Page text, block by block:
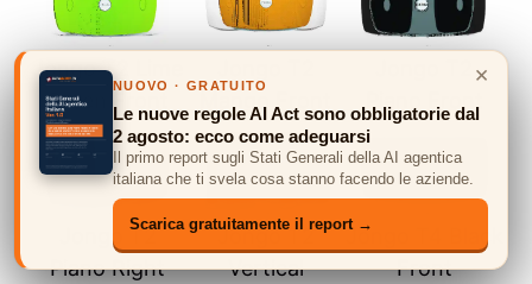
Jongo T2 Lime
Green Front
Jongo T2
Piano Right
Jongo T2
Vertical
Jongo T4 Black
Front
×
NUOVO · GRATUITO
Le nuove regole AI Act sono obbligatorie dal
2 agosto: ecco come adeguarsi
Il primo report sugli Stati Generali della AI agentica
italiana che ti svela cosa stanno facendo le aziende.
Scarica gratuitamente il report →